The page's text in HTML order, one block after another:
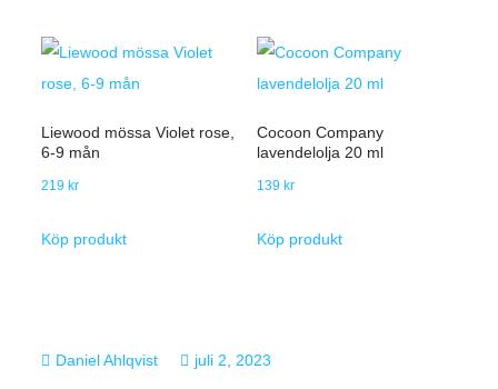
Liewood mössa Violet rose,
6-9 mån
219kr
Köp produkt
Cocoon Company
lavendelolja 20 ml
139kr
Köp produkt
juli 2, 2023